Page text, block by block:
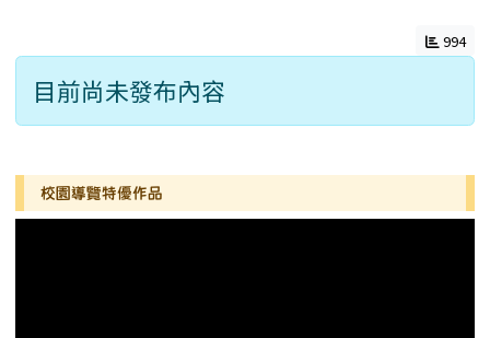
994
目前尚未發布內容
左邊區域內容
校園導覽特優作品